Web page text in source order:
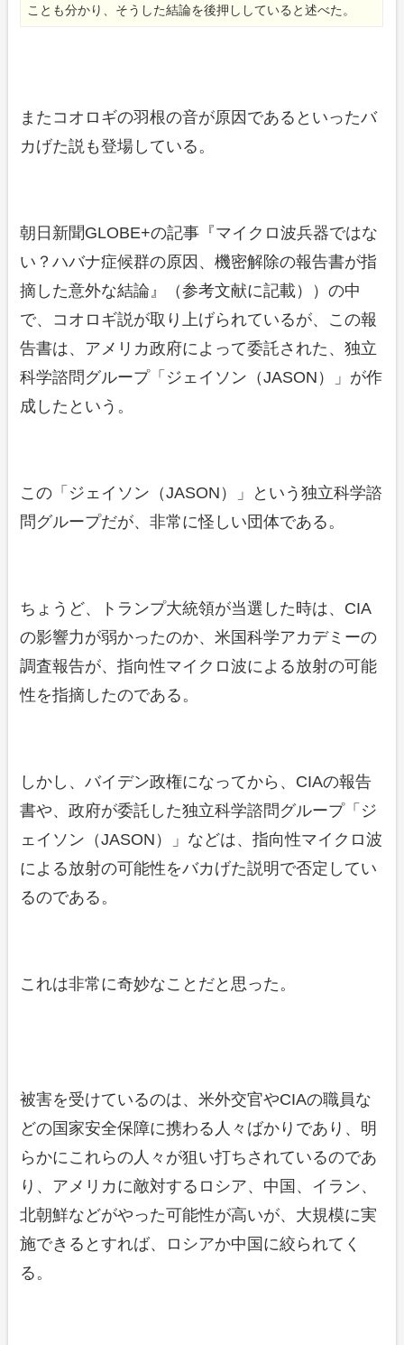
ことも分かり、そうした結論を後押ししていると述べた。
またコオロギの羽根の音が原因であるといったバ
カげた説も登場している。
朝日新聞GLOBE+の記事『マイクロ波兵器ではな
い？ハバナ症候群の原因、機密解除の報告書が指
摘した意外な結論』（参考文献に記載））の中
で、コオロギ説が取り上げられているが、この報
告書は、アメリカ政府によって委託された、独立
科学諮問グループ「ジェイソン（JASON）」が作
成したという。
この「ジェイソン（JASON）」という独立科学諮
問グループだが、非常に怪しい団体である。
ちょうど、トランプ大統領が当選した時は、CIA
の影響力が弱かったのか、米国科学アカデミーの
調査報告が、指向性マイクロ波による放射の可能
性を指摘したのである。
しかし、バイデン政権になってから、CIAの報告
書や、政府が委託した独立科学諮問グループ「ジ
ェイソン（JASON）」などは、指向性マイクロ波
による放射の可能性をバカげた説明で否定してい
るのである。
これは非常に奇妙なことだと思った。
被害を受けているのは、米外交官やCIAの職員な
どの国家安全保障に携わる人々ばかりであり、明
らかにこれらの人々が狙い打ちされているのであ
り、アメリカに敵対するロシア、中国、イラン、
北朝鮮などがやった可能性が高いが、大規模に実
施できるとすれば、ロシアか中国に絞られてく
る。